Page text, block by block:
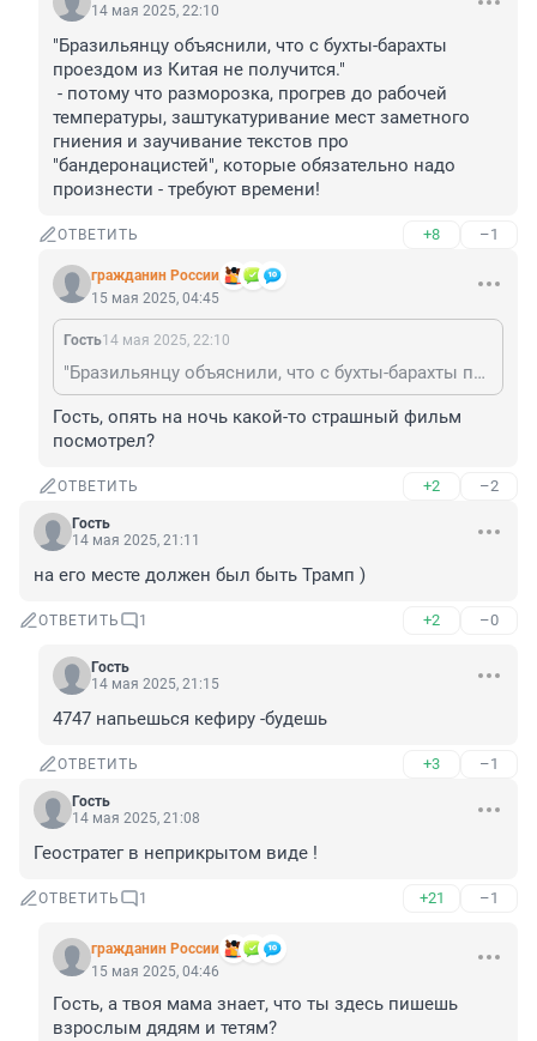
14 мая 2025, 22:10
"Бразильянцу объяснили, что с бухты-барахты
проездом из Китая не получится."
- потому что разморозка, прогрев до рабочей
температуры, заштукатуривание мест заметного
гниения и заучивание текстов про
"бандеронацистей", которые обязательно надо
произнести - требуют времени!
ОТВЕТИТЬ +8 –1
гражданин России
15 мая 2025, 04:45
Гость14 мая 2025, 22:10
"Бразильянцу объяснили, что с бухты-барахты проездом из Китая не получится." - потому что разморозка, прогрев до рабочей температуры, заштукатуривание мест заметного гниения и заучивание текстов про "бандеронацистей", которые обязательно надо произнести - требуют времени!
Гость, опять на ночь какой-то страшный фильм
посмотрел?
ОТВЕТИТЬ +2 –2
Гость
14 мая 2025, 21:11
на его месте должен был быть Трамп )
ОТВЕТИТЬ 1 +2 –0
Гость
14 мая 2025, 21:15
4747 напьешься кефиру -будешь
ОТВЕТИТЬ +3 –1
Гость
14 мая 2025, 21:08
Геостратег в неприкрытом виде !
ОТВЕТИТЬ 1 +21 –1
гражданин России
15 мая 2025, 04:46
Гость, а твоя мама знает, что ты здесь пишешь
взрослым дядям и тетям?